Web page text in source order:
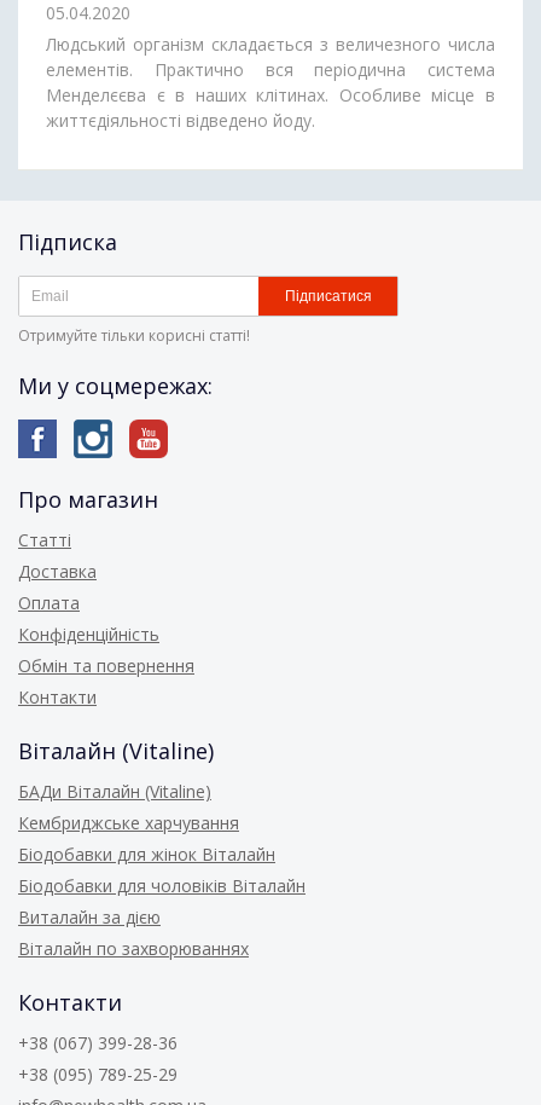
05.04.2020
Людський організм складається з величезного числа
елементів. Практично вся періодична система
Менделєєва є в наших клітинах. Особливе місце в
життєдіяльності відведено йоду.
Підписка
Підписатися
Отримуйте тільки корисні статті!
Ми у соцмережах:
Про магазин
Статті
Доставка
Оплата
Конфіденційність
Обмін та повернення
Контакти
Віталайн (Vitaline)
БАДи Віталайн (Vitaline)
Кембриджське харчування
Біодобавки для жінок Віталайн
Біодобавки для чоловіків Віталайн
Виталайн за дією
Віталайн по захворюваннях
Контакти
+38 (067) 399-28-36
+38 (095) 789-25-29